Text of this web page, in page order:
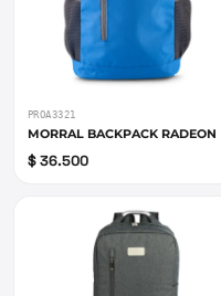
PROA3321
MORRAL BACKPACK RADEON
$ 36.500